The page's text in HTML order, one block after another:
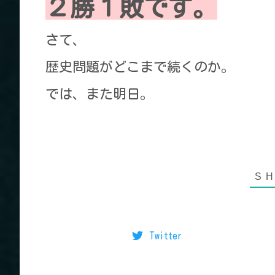
２勝１敗です。
さて、
歴史問題がどこまで続くのか。
では、また明日。
Twitter